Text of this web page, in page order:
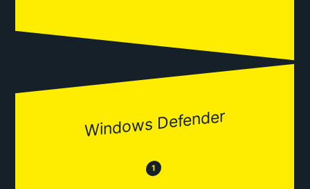
Windows Defender
😒 1 😂